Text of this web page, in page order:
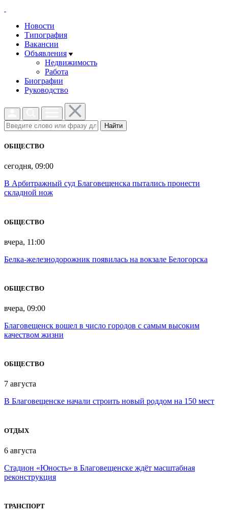
Новости
Типография
Вакансии
Объявления
Недвижимость
Работа
Биографии
Руководство
Найти
ОБЩЕСТВО
сегодня, 09:00
В Арбитражный суд Благовещенска пытались пронести
складной нож
ОБЩЕСТВО
вчера, 11:00
Белка-железнодорожник появилась на вокзале Белогорска
ОБЩЕСТВО
вчера, 09:00
Благовещенск вошел в число городов с самым высоким
качеством жизни
ОБЩЕСТВО
7 августа
В Благовещенске начали строить новый роддом на 150 мест
ОТДЫХ
6 августа
Стадион «Юность» в Благовещенске ждёт масштабная
реконструкция
ТРАНСПОРТ